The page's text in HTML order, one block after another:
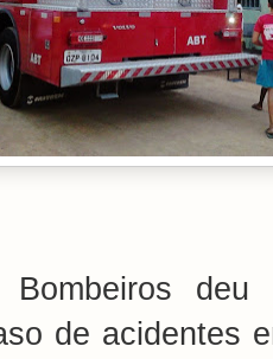
deu
de acidentes